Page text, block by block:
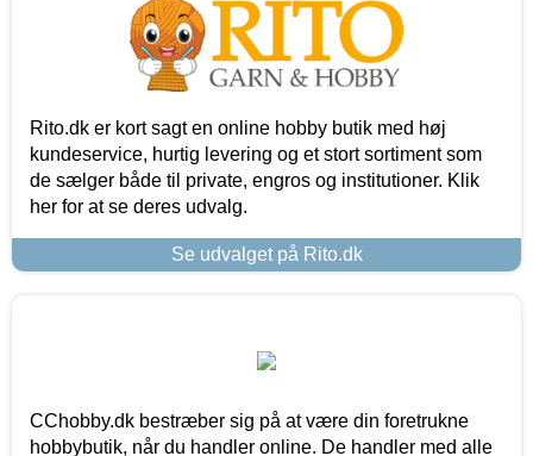
Rito.dk er kort sagt en online hobby butik med høj
kundeservice, hurtig levering og et stort sortiment som
de sælger både til private, engros og institutioner. Klik
her for at se deres udvalg.
Se udvalget på Rito.dk
CChobby.dk bestræber sig på at være din foretrukne
hobbybutik, når du handler online. De handler med alle